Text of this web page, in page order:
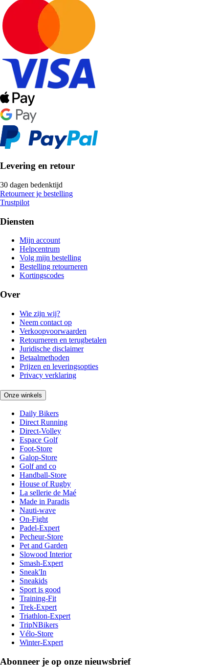
Levering en retour
30 dagen bedenktijd
Retourneer je bestelling
Trustpilot
Diensten
Mijn account
Helpcentrum
Volg mijn bestelling
Bestelling retourneren
Kortingscodes
Over
Wie zijn wij?
Neem contact op
Verkoopvoorwaarden
Retourneren en terugbetalen
Juridische disclaimer
Betaalmethoden
Prijzen en leveringsopties
Privacy verklaring
Onze winkels
Daily Bikers
Direct Running
Direct-Volley
Espace Golf
Foot-Store
Galop-Store
Golf and co
Handball-Store
House of Rugby
La sellerie de Maé
Made in Paradis
Nauti-wave
On-Fight
Padel-Expert
Pecheur-Store
Pet and Garden
Slowood Interior
Smash-Expert
Sneak'In
Sneakids
Sport is good
Training-Fit
Trek-Expert
Triathlon-Expert
TripNBikers
Vélo-Store
Winter-Expert
Abonneer je op onze nieuwsbrief